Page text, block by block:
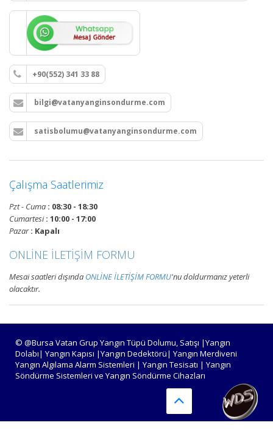
Bursa Yangın Dolabı, Hortum
dolapları montajı, seyyar
tekerlekli yangın hortumu
makaraları, yangın hidrant
hatları kurulumu ve periyodik
vana testleri.
yangın alarm kontrol paneli
projelendirme, montaj ve
Bursa Yangın Algılama ve İhbar
Alarm Sistemleri
Bursa adresli ve konvansiyonel
yangın alarm sistemleri
+90(552) 341 33 88
bilgi@vatanyanginsondurme.com
satisbolumu@vatanyanginsondurme.com
Çalışma Saatlerimiz
Pzt - Cuma : 08:30 - 18:30
Cumartesi: 10:00 - 17:00
Pazar: Kapalı
ONLİNE İLETİŞİM FORMU
Mesai saatleri dışında ONLİNE İLETİŞİM FORMU'nu doldurmanız yeterli
olacaktır.
© @Bursa Vatan Grup Yangın Tüpü Dolumu, Satışı |Yangın
Dolabı| Yangın Kapısı |Yangın Dedektörü| Yangın Merdiveni
Yangın Algılama Alarm Sistemleri | Yangın Tesisatı | Yangın
Söndürme Sistemleri ve Yangın Söndürme Cihazları